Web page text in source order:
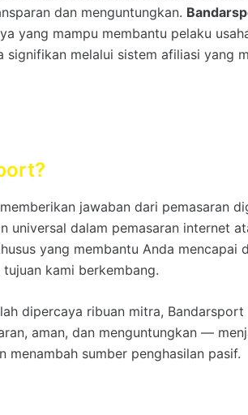
dan menguntungkan.
yang mampu membantu pelaku
signifikan melalui sistem afiliasi yang
jawaban dari pemasaran
universal dalam pemasaran internet
yang membantu Anda mencapai
kami berkembang.
dipercaya ribuan mitra, Bandarsport
aman, dan menguntungkan —
menambah sumber penghasilan pasif.